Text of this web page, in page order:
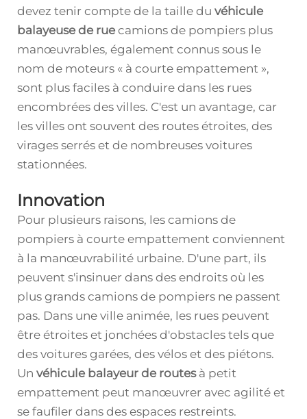
devez tenir compte de la taille du véhicule
balayeuse de rue camions de pompiers plus
manœuvrables, également connus sous le
nom de moteurs « à courte empattement »,
sont plus faciles à conduire dans les rues
encombrées des villes. C'est un avantage, car
les villes ont souvent des routes étroites, des
virages serrés et de nombreuses voitures
stationnées.
Innovation
Pour plusieurs raisons, les camions de
pompiers à courte empattement conviennent
à la manœuvrabilité urbaine. D'une part, ils
peuvent s'insinuer dans des endroits où les
plus grands camions de pompiers ne passent
pas. Dans une ville animée, les rues peuvent
être étroites et jonchées d'obstacles tels que
des voitures garées, des vélos et des piétons.
Un véhicule balayeur de routes à petit
empattement peut manœuvrer avec agilité et
se faufiler dans des espaces restreints.